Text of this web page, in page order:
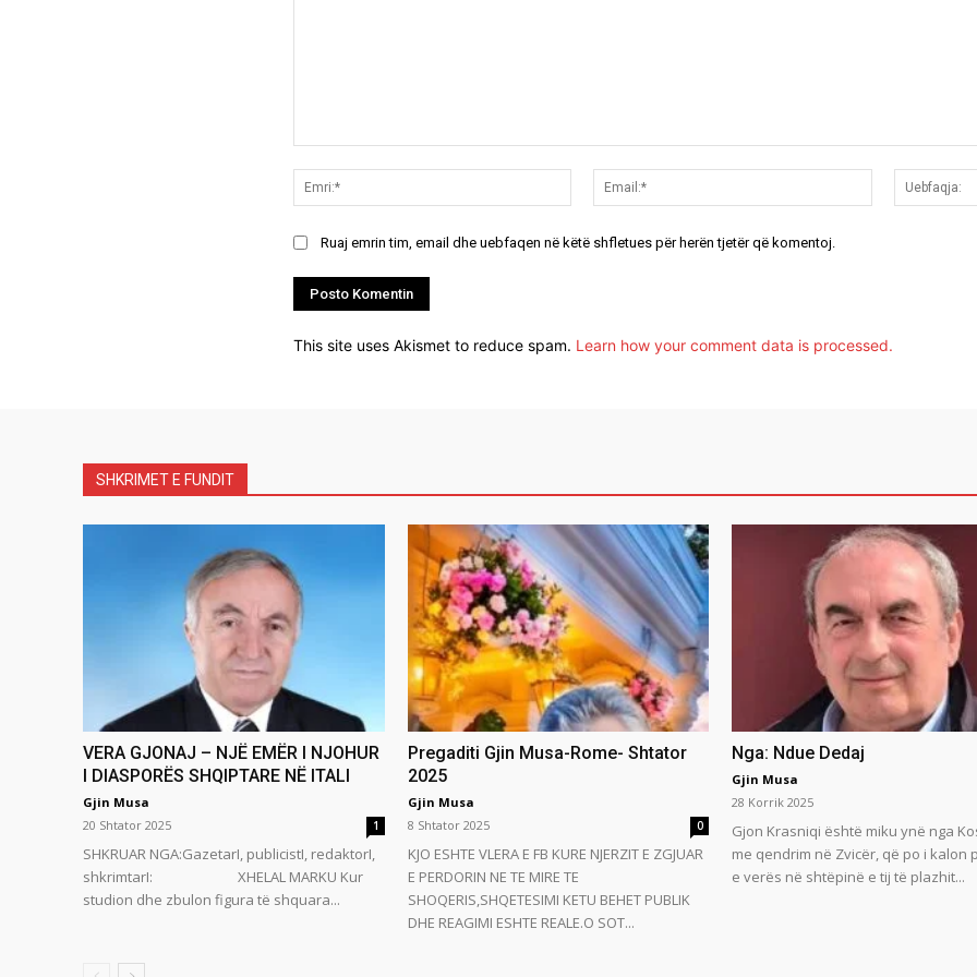
Emri:*
Email:*
Ruaj emrin tim, email dhe uebfaqen në këtë shfletues për herën tjetër që komentoj.
This site uses Akismet to reduce spam. Learn how your comment data is processed.
SHKRIMET E FUNDIT
VERA GJONAJ – NJË EMËR I NJOHUR
I DIASPORËS SHQIPTARE NË ITALI
Gjin Musa
20 Shtator 2025
1
SHKRUAR NGA:GazetarI, publicistI, redaktorI,
shkrimtarI: XHELAL MARKU Kur
studion dhe zbulon figura të shquara...
Pregaditi Gjin Musa-Rome- Shtator
2025
Gjin Musa
8 Shtator 2025
0
KJO ESHTE VLERA E FB KURE NJERZIT E ZGJUAR
E PERDORIN NE TE MIRE TE
SHOQERIS,SHQETESIMI KETU BEHET PUBLIK
DHE REAGIMI ESHTE REALE.O SOT...
Nga: Ndue Dedaj
Gjin Musa
28 Korrik 2025
Gjon Krasniqi është miku ynë nga
me qendrim në Zvicër, që po i kalon
e verës në shtëpinë e tij të plazhit...